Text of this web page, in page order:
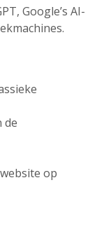
Google’s AI-
de
op